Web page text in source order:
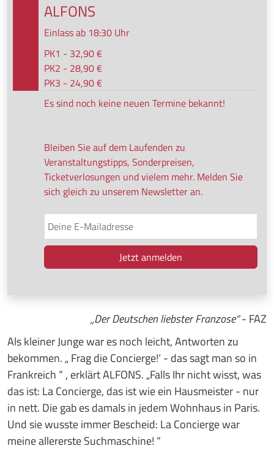
„Der Deutschen liebster Franzose“- FAZ
Als kleiner Junge war es noch leicht, Antworten zu
bekommen. „‚Frag die Concierge!‘ - das sagt man so in
Frankreich “ , erklärt ALFONS. „Falls Ihr nicht wisst, was
das ist: La Concierge, das ist wie ein Hausmeister - nur
in nett. Die gab es damals in jedem Wohnhaus in Paris.
Und sie wusste immer Bescheid: La Concierge war
meine allererste Suchmaschine! “
ALFONS
Einlass ab 18:30 Uhr
PK1 - 32,90 €
PK2 - 28,90 €
PK3 - 24,90 €
Es sind noch keine neuen Termine bekannt!
Bleiben Sie auf dem Laufenden zu
Veranstaltungstipps, Sonderpreisen,
Ticketverlosungen und vielem mehr. Melden Sie
sich gleich zu unserem Newsletter an.